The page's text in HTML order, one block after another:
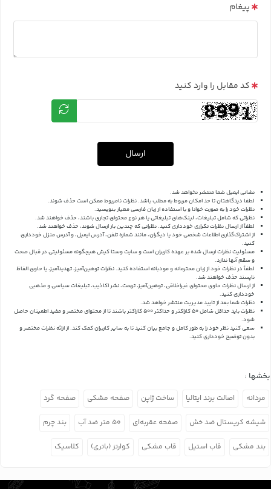
پیغام
کد مقابل را وارد کنید
ارسال
نشانی ایمیل شما منتشر نخواهد شد.
لطفا دیدگاهتان تا حد امکان مربوط به مطلب باشد. نظرات نامربوط ممکن است حذف شوند.
نظرات خود را به صورت خوانا و با استفاده از زبان فارسی معیار بنویسید.
نظراتی که شامل تبلیغات، لینک‌های تبلیغاتی یا هر نوع محتوای تجاری باشند، حذف خواهند شد.
لطفاً از ارسال نظرات تکراری خودداری کنید. نظراتی که چندین بار ارسال شوند، حذف خواهند شد.
از اشتراک‌گذاری اطلاعات شخصی خود یا دیگران، مانند شماره تلفن، آدرس ایمیل، و آدرس منزل خودداری
کنید.
مسئولیت نظرات ارسال شده بر عهده کاربران است و سایت وستا کیش هیچگونه مسئولیتی در قبال صحت
و سقم آنها ندارد.
لطفاً در نظرات خود از زبان محترمانه و مودبانه استفاده کنید. نظرات توهین‌آمیز، تهدیدآمیز، یا حاوی الفاظ
ناپسند حذف خواهند شد.
از ارسال نظرات حاوی محتوای غیراخلاقی، توهین‌آمیز، تهمت، نشر اکاذیب، تبلیغات سیاسی و مذهبی
خودداری کنید.
نظرات شما بعد از تایید مدیریت منتشر خواهد شد.
نظرات باید حداقل شامل 50 کاراکتر و حداکثر 500 کاراکتر باشند تا از محتوای مختصر و مفید اطمینان حاصل
شود.
سعی کنید نظر خود را به طور کامل و جامع بیان کنید تا به سایر کاربران کمک کند.از ارائه نظرات مختصر و
بدون توضیح خودداری کنید.
بخشها :
مردانه اصالت برند ایتالیا ساخت ژاپن صفحه مشکی صفحه گرد
شیشه کریستال ضد خش صفحه عقربه‌ای ۵۰ متر ضد آب بند چرم
بند مشکی قاب استیل قاب مشکی کوارتز (باتری) کلاسیک